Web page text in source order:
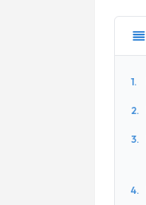
1.
2.
3.
4.